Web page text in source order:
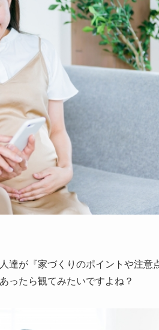
達が『家づくりのポイントや注意
ったら観てみたいですよね？